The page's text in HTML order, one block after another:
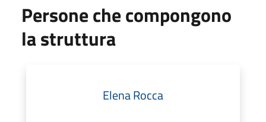
Persone che compongono
la struttura
Elena Rocca